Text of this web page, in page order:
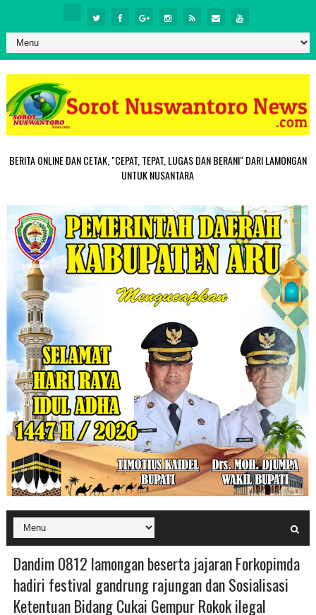
BERITA ONLINE DAN CETAK, "CEPAT, TEPAT, LUGAS DAN BERANI" DARI LAMONGAN
UNTUK NUSANTARA
Dandim 0812 lamongan beserta jajaran Forkopimda
hadiri festival gandrung rajungan dan Sosialisasi
Ketentuan Bidang Cukai Gempur Rokok ilegal